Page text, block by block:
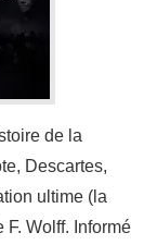
de la
Descartes,
ultime (la
Wolff. Informé